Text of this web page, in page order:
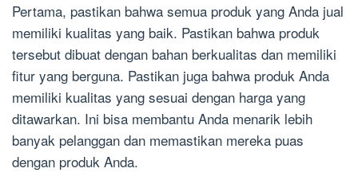
Pertama, pastikan bahwa semua produk yang Anda jual
memiliki kualitas yang baik. Pastikan bahwa produk
tersebut dibuat dengan bahan berkualitas dan memiliki
fitur yang berguna. Pastikan juga bahwa produk Anda
memiliki kualitas yang sesuai dengan harga yang
ditawarkan. Ini bisa membantu Anda menarik lebih
banyak pelanggan dan memastikan mereka puas
dengan produk Anda.